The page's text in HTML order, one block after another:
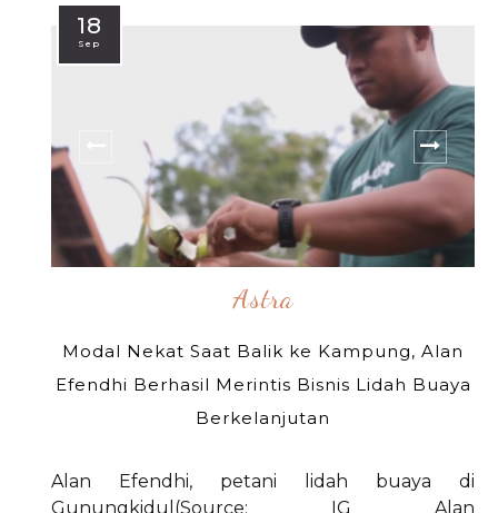
18
Sep
Astra
Modal Nekat Saat Balik ke Kampung, Alan
Efendhi Berhasil Merintis Bisnis Lidah Buaya
Berkelanjutan
Alan Efendhi, petani lidah buaya di
Gunungkidul(Source: IG Alan